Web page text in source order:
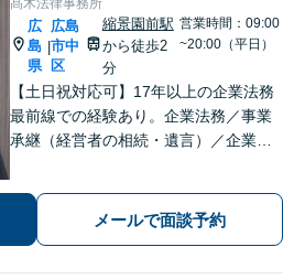
髙木法律事務所
広
島
県
|
広島
市中
区
縮景園前駅
から徒歩2
分
営業時間：09:00
~20:00（平日）
【土日祝対応可】17年以上の企業法務
最前線での経験あり。企業法務／事業
承継（経営者の相続・遺言）／企業の
験を活かした的確な対応で、企業の発
展と経営をサポート。顧問契約もお任
メールで面談予約